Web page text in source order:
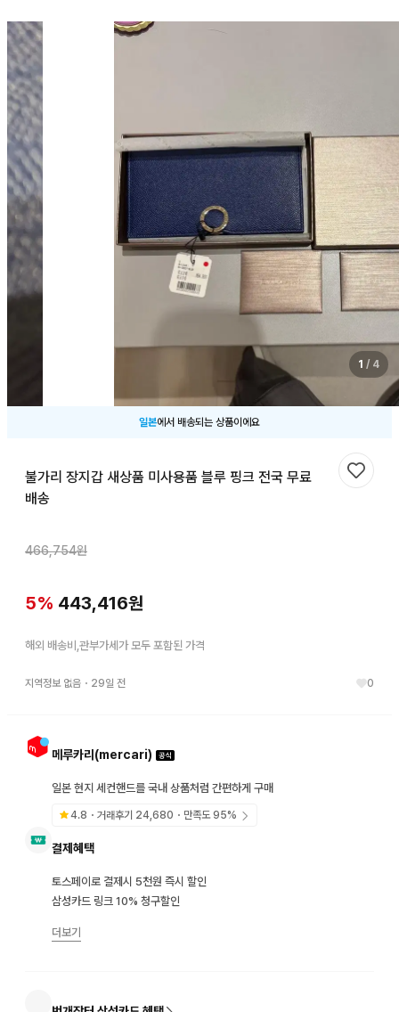
1 / 4
일본에서 배송되는 상품이에요
불가리 장지갑 새상품 미사용품 블루 핑크 전국 무료
배송
466,754원
5% 443,416원
해외 배송비,관부가세가 모두 포함된 가격
지역정보 없음 ・ 29일 전 0
메루카리(mercari)
일본 현지 세컨핸드를 국내 상품처럼 간편하게 구매
4.8 ・거래후기 24,680 ・만족도95%
결제혜택
토스페이로 결제시 5천원 즉시 할인
삼성카드 링크 10% 청구할인
더보기
찜하기